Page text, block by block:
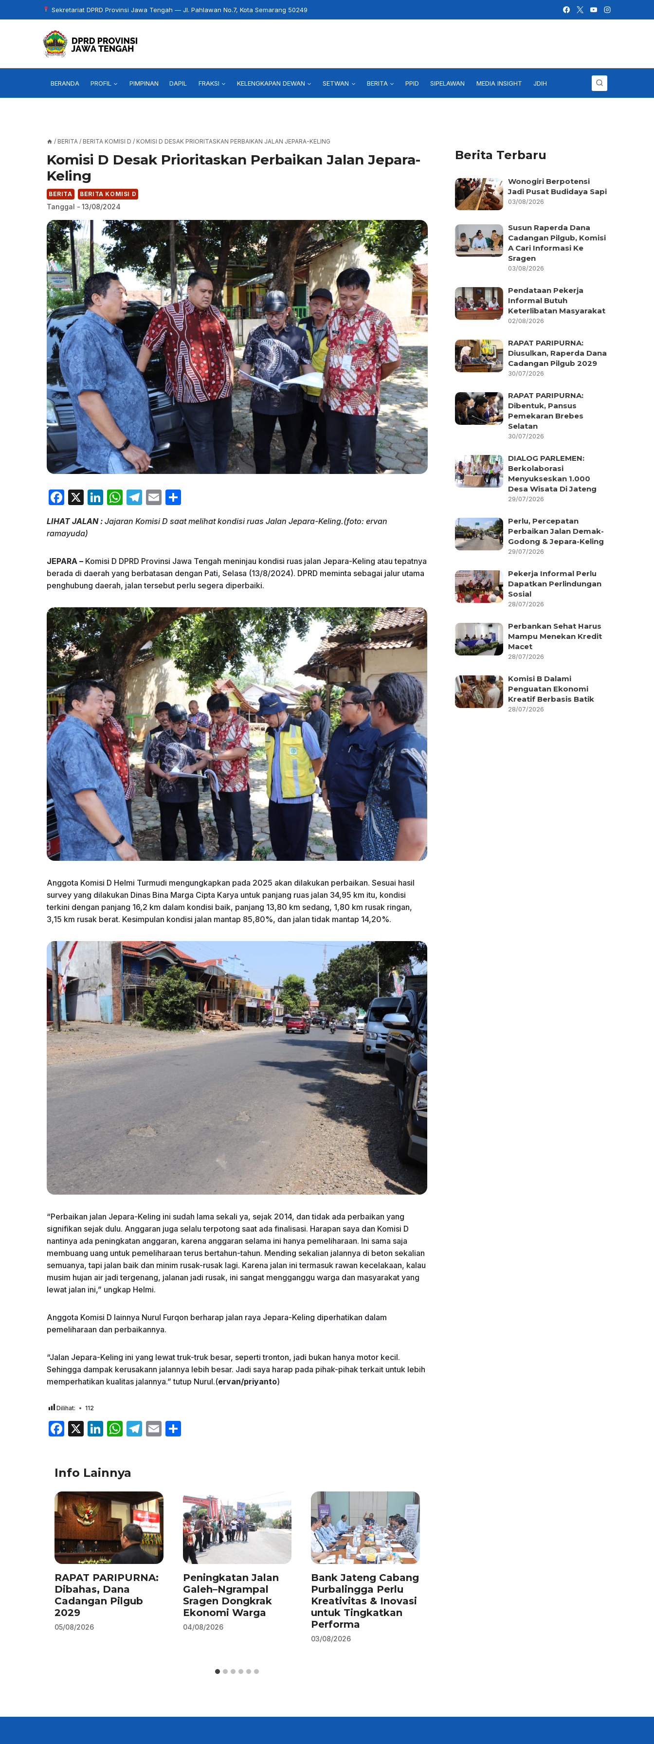
to
Sekretariat DPRD Provinsi Jawa Tengah — Jl. Pahlawan No.7, Kota Semarang 50249
BERANDA PROFIL PIMPINAN DAPIL FRAKSI KELENGKAPAN DEWAN SETWAN BERITA PPID SIPELAWAN MEDIA INSIGHT JDIH
/ BERITA / BERITA KOMISI D / KOMISI D DESAK PRIORITASKAN PERBAIKAN JALAN JEPARA-KELING
Komisi D Desak Prioritaskan Perbaikan Jalan Jepara-
Keling
BERITA BERITA KOMISI D
Tanggal - 13/08/2024
F
c
e
b
o
o
k
X
Li
k
dI
n
W
at
A
p
p
T
e
a
m
E
ai ar
LIHAT JALAN : Jajaran Komisi D saat melihat kondisi ruas Jalan Jepara-Keling.(foto: ervan
ramayuda)
JEPARA – Komisi D DPRD Provinsi Jawa Tengah meninjau kondisi ruas jalan Jepara-Keling atau tepatnya
berada di daerah yang berbatasan dengan Pati, Selasa (13/8/2024). DPRD meminta sebagai jalur utama
penghubung daerah, jalan tersebut perlu segera diperbaiki.
Anggota Komisi D Helmi Turmudi mengungkapkan pada 2025 akan dilakukan perbaikan. Sesuai hasil
survey yang dilakukan Dinas Bina Marga Cipta Karya untuk panjang ruas jalan 34,95 km itu, kondisi
terkini dengan panjang 16,2 km dalam kondisi baik, panjang 13,80 km sedang, 1,80 km rusak ringan,
3,15 km rusak berat. Kesimpulan kondisi jalan mantap 85,80%, dan jalan tidak mantap 14,20%.
“Perbaikan jalan Jepara-Keling ini sudah lama sekali ya, sejak 2014, dan tidak ada perbaikan yang
signifikan sejak dulu. Anggaran juga selalu terpotong saat ada finalisasi. Harapan saya dan Komisi D
nantinya ada peningkatan anggaran, karena anggaran selama ini hanya pemeliharaan. Ini sama saja
membuang uang untuk pemeliharaan terus bertahun-tahun. Mending sekalian jalannya di beton sekalian
semuanya, tapi jalan baik dan minim rusak-rusak lagi. Karena jalan ini termasuk rawan kecelakaan, kalau
musim hujan air jadi tergenang, jalanan jadi rusak, ini sangat mengganggu warga dan masyarakat yang
lewat jalan ini,” ungkap Helmi.
Anggota Komisi D lainnya Nurul Furqon berharap jalan raya Jepara-Keling diperhatikan dalam
pemeliharaan dan perbaikannya.
“Jalan Jepara-Keling ini yang lewat truk-truk besar, seperti tronton, jadi bukan hanya motor kecil.
Sehingga dampak kerusakann jalannya lebih besar. Jadi saya harap pada pihak-pihak terkait untuk lebih
memperhatikan kualitas jalannya.” tutup Nurul.(ervan/priyanto)
Dilihat: 112
F
e
b
o
o
k
X
Li
e
dI
n
W
s
A
p
p
T
a
m
E
Info Lainnya
RAPAT PARIPURNA:
Dibahas, Dana
Cadangan Pilgub
2029
05/08/2026
Peningkatan Jalan
Galeh–Ngrampal
Sragen Dongkrak
Ekonomi Warga
04/08/2026
Bank Jateng Cabang
Purbalingga Perlu
Kreativitas & Inovasi
untuk Tingkatkan
Performa
03/08/2026
Berita Terbaru
Wonogiri Berpotensi
Jadi Pusat Budidaya Sapi
03/08/2026
Susun Raperda Dana
Cadangan Pilgub, Komisi
A Cari Informasi Ke
Sragen
03/08/2026
Pendataan Pekerja
Informal Butuh
Keterlibatan Masyarakat
02/08/2026
RAPAT PARIPURNA:
Diusulkan, Raperda Dana
Cadangan Pilgub 2029
30/07/2026
RAPAT PARIPURNA:
Dibentuk, Pansus
Pemekaran Brebes
Selatan
30/07/2026
DIALOG PARLEMEN:
Berkolaborasi
Menyukseskan 1.000
Desa Wisata Di Jateng
29/07/2026
Perlu, Percepatan
Perbaikan Jalan Demak-
Godong & Jepara-Keling
29/07/2026
Pekerja Informal Perlu
Dapatkan Perlindungan
Sosial
28/07/2026
Perbankan Sehat Harus
Mampu Menekan Kredit
Macet
28/07/2026
Komisi B Dalami
Penguatan Ekonomi
Kreatif Berbasis Batik
28/07/2026